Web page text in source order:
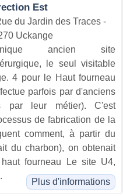
Est
du Jardin des Traces -
Uckange
ancien site
le seul visitable
4 pour le Haut fourneau
parfois par d'anciens
par leur métier). C'est
de fabrication de la
comment, à partir du
du charbon), on obtenait
fourneau Le site U4,
Plus d'informations